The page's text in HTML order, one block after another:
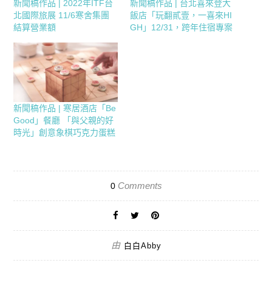
新聞稿作品 | 2022年ITF台
北國際旅展 11/6寒舍集團
結算營業額
新聞稿作品 | 台北喜來登大
飯店「玩翻貳壹，一喜來HI
GH」12/31，跨年住宿專案
新聞稿作品 | 寒居酒店「Be
Good」餐廳 「與父親的好
時光」創意象棋巧克力蛋糕
0Comments
由 白白Abby